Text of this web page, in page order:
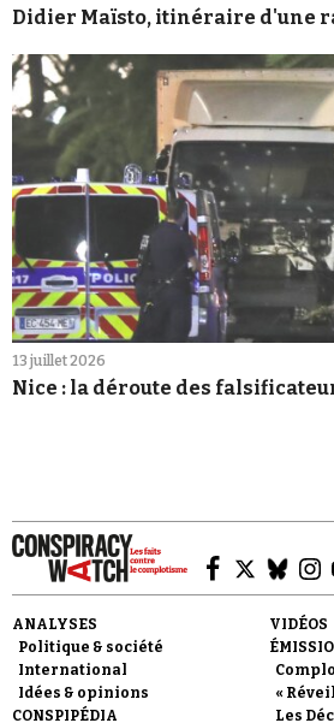
Didier Maïsto, itinéraire d'une
13 juillet 2026
Nice : la déroute des
ANALYSES
Politique & société
International
Idées & opinions
CONSPIPÉDIA
VIDÉOS
«
Les